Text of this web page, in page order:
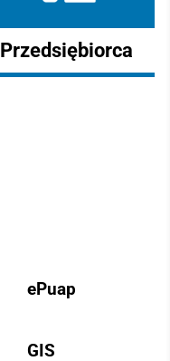
Przedsiębiorca
ePuap
GIS